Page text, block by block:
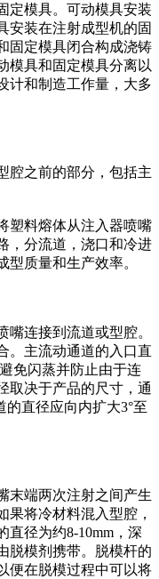
定模具。可动模具安装
安装在注射成型机的固
固定模具闭合构成浇铸
模具和固定模具分离以
计和制造工作量，大多
腔之前的部分，包括主
塑料熔体从注入器喷嘴
，分流道，浇口和冷进
质量和生产效率。
连接到流道或型腔。
。主流动通道的入口直
免闪蒸并防止由于连
取决于产品的尺寸，通
的直径应向内扩大3°至
末端两次注射之间产生
果将冷材料混入型腔，
直径为约8-10mm，深
脱模剂携带。脱模杆的
便在脱模过程中可以将